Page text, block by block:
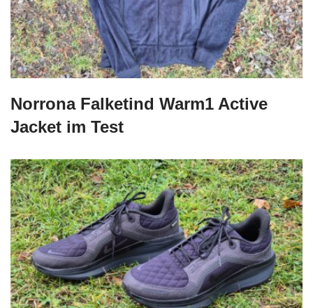
Norrona Falketind Warm1 Active
Jacket im Test